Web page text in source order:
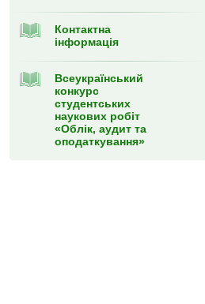
Контактна
інформація
Всеукраїнський
конкурс
студентських
наукових робіт
«Облік, аудит та
оподаткування»